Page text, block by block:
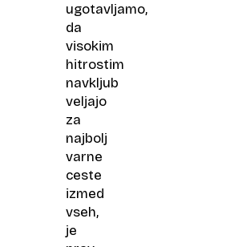
ugotavljamo,
da
visokim
hitrostim
navkljub
veljajo
za
najbolj
varne
ceste
izmed
vseh,
je